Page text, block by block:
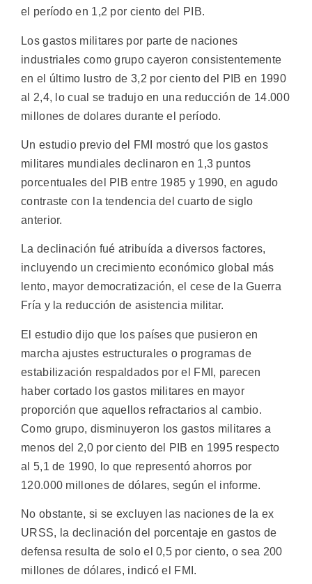
el período en 1,2 por ciento del PIB.
Los gastos militares por parte de naciones
industriales como grupo cayeron consistentemente
en el último lustro de 3,2 por ciento del PIB en 1990
al 2,4, lo cual se tradujo en una reducción de 14.000
millones de dolares durante el período.
Un estudio previo del FMI mostró que los gastos
militares mundiales declinaron en 1,3 puntos
porcentuales del PIB entre 1985 y 1990, en agudo
contraste con la tendencia del cuarto de siglo
anterior.
La declinación fué atribuída a diversos factores,
incluyendo un crecimiento económico global más
lento, mayor democratización, el cese de la Guerra
Fría y la reducción de asistencia militar.
El estudio dijo que los países que pusieron en
marcha ajustes estructurales o programas de
estabilización respaldados por el FMI, parecen
haber cortado los gastos militares en mayor
proporción que aquellos refractarios al cambio.
Como grupo, disminuyeron los gastos militares a
menos del 2,0 por ciento del PIB en 1995 respecto
al 5,1 de 1990, lo que representó ahorros por
120.000 millones de dólares, según el informe.
No obstante, si se excluyen las naciones de la ex
URSS, la declinación del porcentaje en gastos de
defensa resulta de solo el 0,5 por ciento, o sea 200
millones de dólares, indicó el FMI.